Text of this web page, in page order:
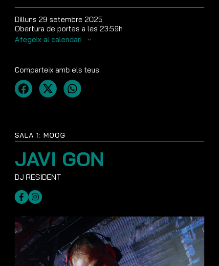
SALA 1: MOOG
JAVI GON
Dilluns 29 setembre 2025
Obertura de portes a les 23:59h
Afegeix al calendari
Comparteix amb els teus: